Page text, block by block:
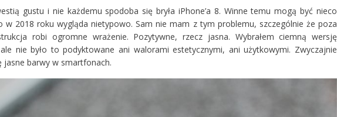
gustu i nie każdemu spodoba się bryła iPhone’a 8. Winne temu mogą być nieco
w 2018 roku wygląda nietypowo. Sam nie mam z tym problemu, szczególnie że poza
robi ogromne wrażenie. Pozytywne, rzecz jasna. Wybrałem ciemną wersję
nie było to podyktowane ani walorami estetycznymi, ani użytkowymi. Zwyczajnie
jasne barwy w smartfonach.